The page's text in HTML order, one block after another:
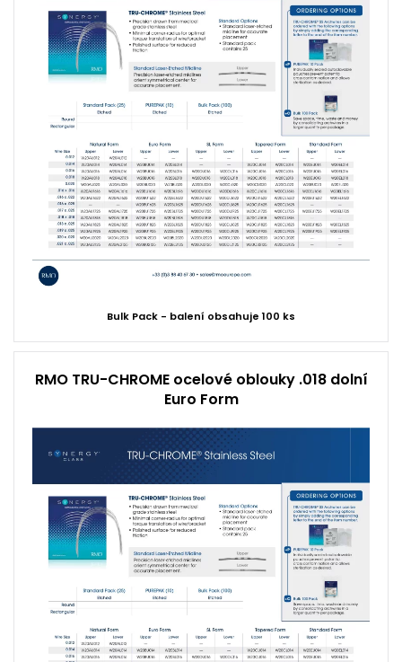
Bulk Pack - balení obsahuje 100 ks
RMO TRU-CHROME ocelové oblouky .018 dolní
Euro Form